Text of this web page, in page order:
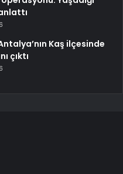
Kaş ilçesinde
çıktı